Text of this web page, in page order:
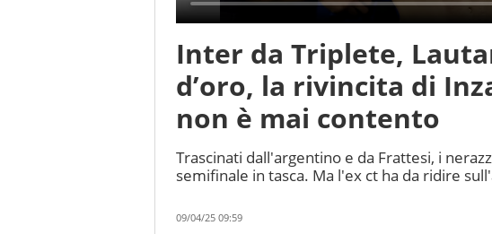
Inter da Triplete,
d’oro, la rivincita di
non è mai contento
Trascinati dall'argentino e da Frattesi, i
semifinale in tasca. Ma l'ex ct ha da ridire
09/04/25 09:59